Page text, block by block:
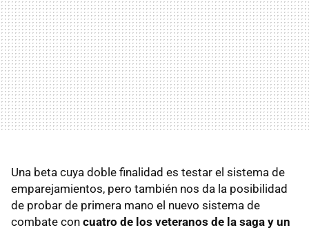
Una beta cuya doble finalidad es testar el sistema de
emparejamientos, pero también nos da la posibilidad
de probar de primera mano el nuevo sistema de
combate con cuatro de los veteranos de la saga y un